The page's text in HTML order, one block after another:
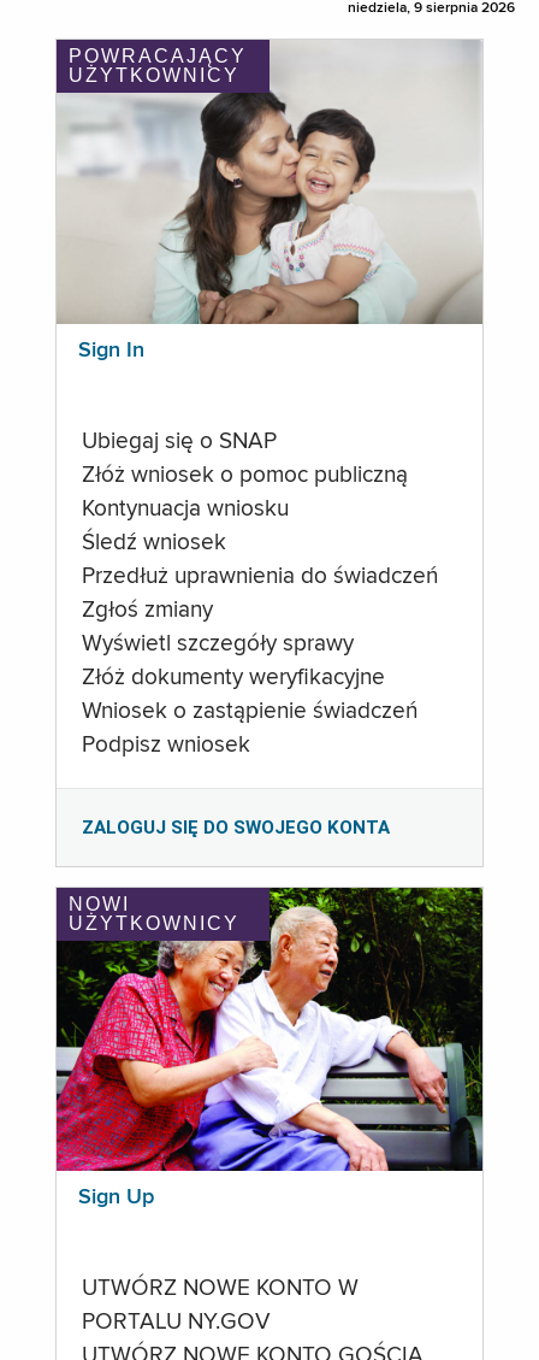
niedziela, 9 sierpnia 2026
POWRACAJĄCY
UŻYTKOWNICY
Sign In
Ubiegaj się o SNAP
Złóż wniosek o pomoc publiczną
Kontynuacja wniosku
Śledź wniosek
Przedłuż uprawnienia do świadczeń
Zgłoś zmiany
Wyświetl szczegóły sprawy
Złóż dokumenty weryfikacyjne
Wniosek o zastąpienie świadczeń
Podpisz wniosek
ZALOGUJ SIĘ DO SWOJEGO KONTA
NOWI
UŻYTKOWNICY
Sign Up
UTWÓRZ NOWE KONTO W
PORTALU NY.GOV